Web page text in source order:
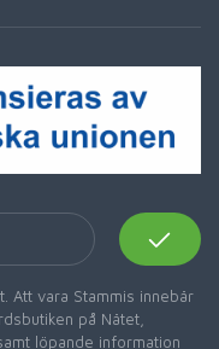
Att vara Stammis innebär
på Nätet,
löpande information